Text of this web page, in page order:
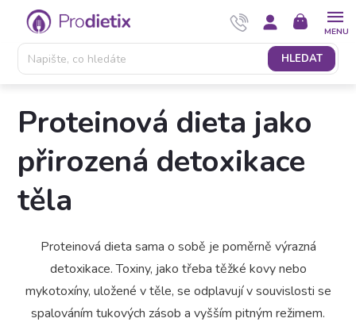
Přejít
obsah
HLEDAT
NÁKUPNÍ
KOŠÍK
Proteinová dieta jako
přirozená detoxikace
těla
Proteinová dieta sama o sobě je poměrně výrazná
detoxikace. Toxiny, jako třeba těžké kovy nebo
mykotoxíny, uložené v těle, se odplavují v souvislosti se
spalováním tukových zásob a vyšším pitným režimem.